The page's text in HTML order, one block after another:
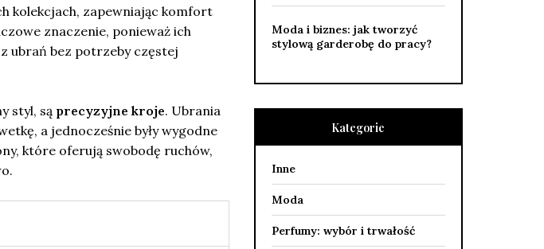
kolekcjach, zapewniając komfort
znaczenie, ponieważ ich
ubrań bez potrzeby częstej
styl, są precyzyjne kroje. Ubrania
a jednocześnie były wygodne
które oferują swobodę ruchów,
Moda i biznes: jak tworzyć
stylową garderobę do pracy?
Kategorie
Inne
Moda
Perfumy: wybór i trwałość